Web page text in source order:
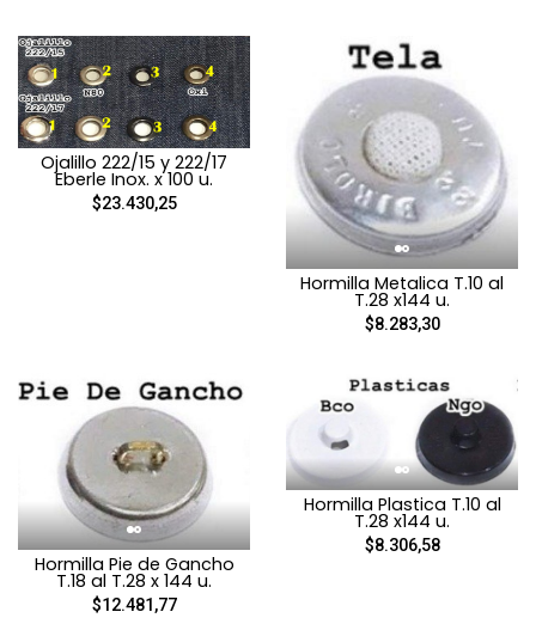
Ojalillo 222/15 y 222/17
Eberle Inox. x 100 u.
$23.430,25
Hormilla Metalica T.10 al
T.28 x144 u.
$8.283,30
Hormilla Pie de Gancho
T.18 al T.28 x 144 u.
$12.481,77
Hormilla Plastica T.10 al
T.28 x144 u.
$8.306,58